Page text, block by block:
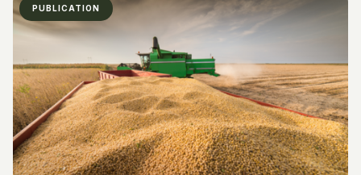
PUBLICATION